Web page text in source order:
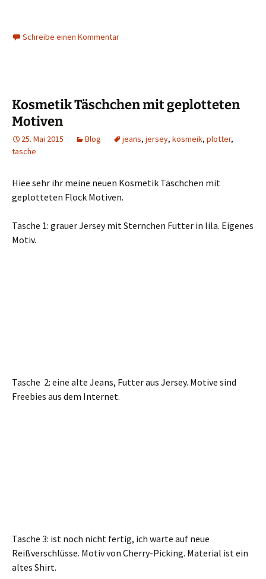
Schreibe einen Kommentar
Kosmetik Täschchen mit geplotteten
Motiven
25. Mai 2015 Blog jeans, jersey, kosmeik, plotter,
tasche
Hiee sehr ihr meine neuen Kosmetik Täschchen mit
geplotteten Flock Motiven.
Tasche 1: grauer Jersey mit Sternchen Futter in lila. Eigenes
Motiv.
Tasche 2: eine alte Jeans, Futter aus Jersey. Motive sind
Freebies aus dem Internet.
Tasche 3: ist noch nicht fertig, ich warte auf neue
Reißverschlüsse. Motiv von Cherry-Picking. Material ist ein
altes Shirt.